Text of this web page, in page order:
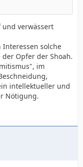
verwässert
solche
Opfer der Shoah.
im
intellektueller und
Nötigung.